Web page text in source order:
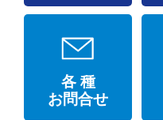
各 種
お問合せ